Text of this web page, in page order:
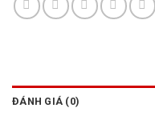
ĐÁNH GIÁ (0)